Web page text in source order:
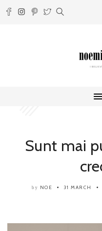
Sunt mai
by NOE 31 MARCH